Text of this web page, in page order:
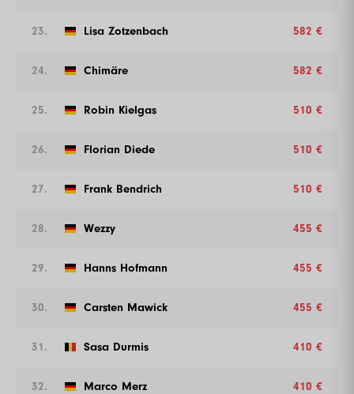
23. Lisa Zotzenbach 582 €
24. Chimäre 582 €
25. Robin Kielgas 510 €
26. Florian Diede 510 €
27. Frank Bendrich 510 €
28. Wezzy 455 €
29. Hanns Hofmann 455 €
30. Carsten Mawick 455 €
31. Sasa Durmis 410 €
32. Marco Merz 410 €